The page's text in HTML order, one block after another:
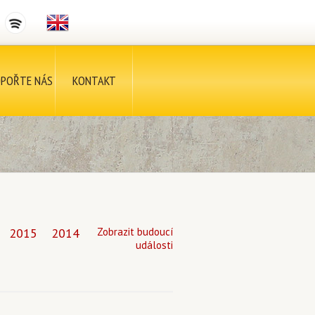
NÁS KONTAKT
2015 2014
Zobrazit budoucí
události